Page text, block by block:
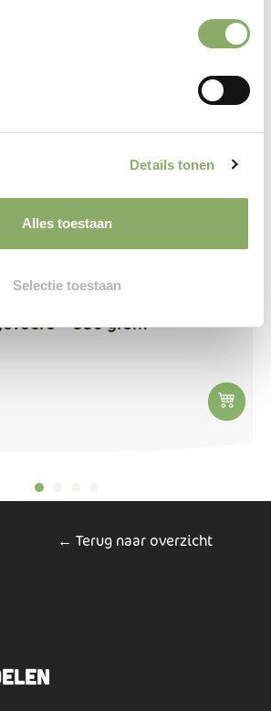
Details tonen
Alles toestaan
Selectie toestaan
– 350 gram
← Terug naar overzicht